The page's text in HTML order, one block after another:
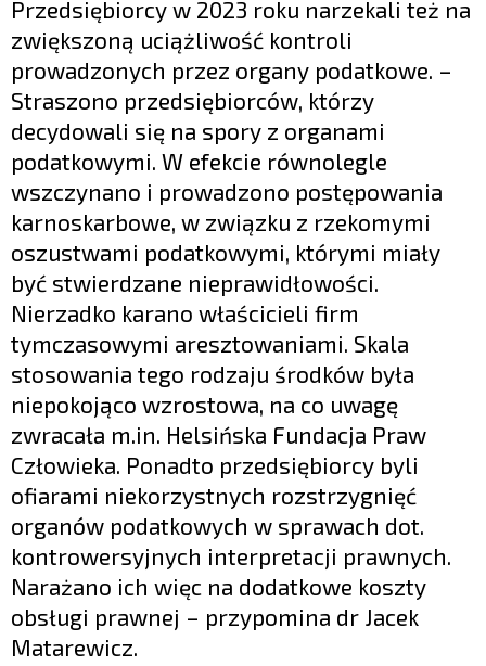
Przedsiębiorcy w 2023 roku narzekali też na
zwiększoną uciążliwość kontroli
prowadzonych przez organy podatkowe. –
Straszono przedsiębiorców, którzy
decydowali się na spory z organami
podatkowymi. W efekcie równolegle
wszczynano i prowadzono postępowania
karnoskarbowe, w związku z rzekomymi
oszustwami podatkowymi, którymi miały
być stwierdzane nieprawidłowości.
Nierzadko karano właścicieli firm
tymczasowymi aresztowaniami. Skala
stosowania tego rodzaju środków była
niepokojąco wzrostowa, na co uwagę
zwracała m.in. Helsińska Fundacja Praw
Człowieka. Ponadto przedsiębiorcy byli
ofiarami niekorzystnych rozstrzygnięć
organów podatkowych w sprawach dot.
kontrowersyjnych interpretacji prawnych.
Narażano ich więc na dodatkowe koszty
obsługi prawnej – przypomina dr Jacek
Matarewicz.